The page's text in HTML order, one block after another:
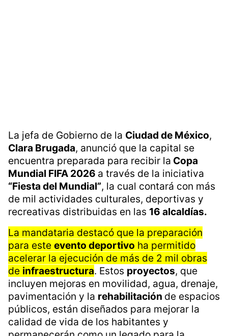
La jefa de Gobierno de la Ciudad de México,
Clara Brugada, anunció que la capital se
encuentra preparada para recibir la Copa
Mundial FIFA 2026 a través de la iniciativa
“Fiesta del Mundial”, la cual contará con más
de mil actividades culturales, deportivas y
recreativas distribuidas en las 16 alcaldías.
La mandataria destacó que la preparación
para este evento deportivo ha permitido
acelerar la ejecución de más de 2 mil obras
de infraestructura. Estos proyectos, que
incluyen mejoras en movilidad, agua, drenaje,
pavimentación y la rehabilitación de espacios
públicos, están diseñados para mejorar la
calidad de vida de los habitantes y